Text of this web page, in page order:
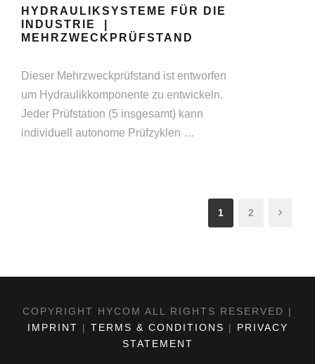
HYDRAULIKSYSTEME FÜR DIE
INDUSTRIE |
MEHRZWECKPRÜFSTAND
Dieser Mehrzweckprüfstand ist entworfen
um Hydraulikkomponente zu entwickeln.
Jeder Prüfstation (5 insgesamt) kann
individuell autonome Prüfzyklen …
1 2
COPYRIGHT HYCOM ALL RIGHTS RESERVED |
IMPRINT | TERMS & CONDITIONS | PRIVACY
STATEMENT